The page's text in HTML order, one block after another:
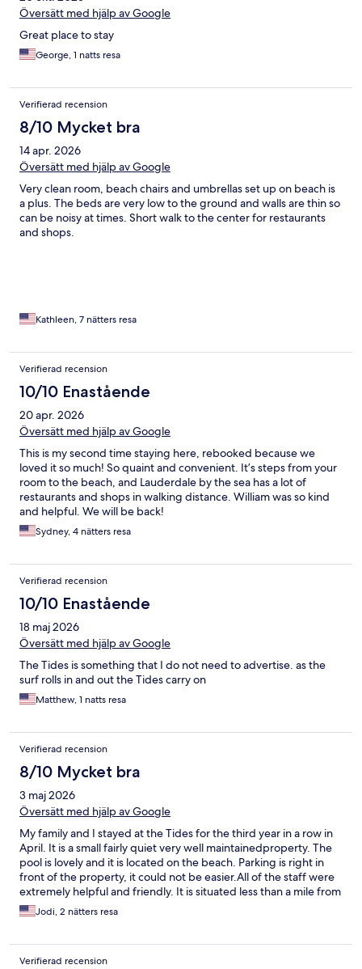
Översätt med hjälp av Google
Great place to stay
George, 1 natts resa
Verifierad recension
8/10 Mycket bra
14 apr. 2026
Översätt med hjälp av Google
Very clean room, beach chairs and umbrellas set up on beach is
a plus. The beds are very low to the ground and walls are thin so
can be noisy at times. Short walk to the center for restaurants
and shops.
Kathleen, 7 nätters resa
Verifierad recension
10/10 Enastående
20 apr. 2026
Översätt med hjälp av Google
This is my second time staying here, rebooked because we
loved it so much! So quaint and convenient. It’s steps from your
room to the beach, and Lauderdale by the sea has a lot of
restaurants and shops in walking distance. William was so kind
and helpful. We will be back!
Sydney, 4 nätters resa
Verifierad recension
10/10 Enastående
18 maj 2026
Översätt med hjälp av Google
The Tides is something that I do not need to advertise. as the
surf rolls in and out the Tides carry on
Matthew, 1 natts resa
Verifierad recension
8/10 Mycket bra
3 maj 2026
Översätt med hjälp av Google
My family and I stayed at the Tides for the third year in a row in
April. It is a small fairly quiet very well maintainedproperty. The
pool is lovely and it is located on the beach. Parking is right in
front of the property, it could not be easier.All of the staff were
extremely helpful and friendly. It is situated less than a mile from
Fort Lauderdale by the sea so an easy walk to restaurants, shops
bars, etc.. It is where we stay in Fort Lauderdale before
Jodi, 2 nätters resa
Verifierad recension